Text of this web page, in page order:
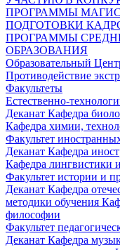
ПРОГРАММЫ
ПОДГОТОВКИ
ПРОГРАММЫ
ОБРАЗОВАНИЯ
Образовательный
Противодействие
Факультеты
Естественно-
Деканат Кафедра
Кафедра химии,
Факультет
Деканат Кафедра
Кафедра лингвистики
Факультет истории и
Деканат Кафедра
методики обучения
философии
Факультет
Деканат Кафедра